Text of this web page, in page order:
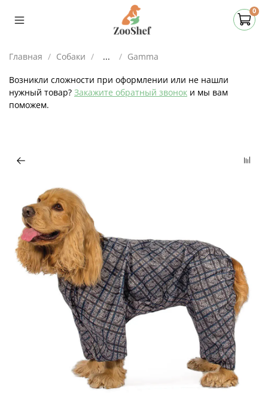
0
Главная Собаки ... Gamma
Возникли сложности при оформлении или не нашли
нужный товар? Закажите обратный звонок и мы вам
поможем.